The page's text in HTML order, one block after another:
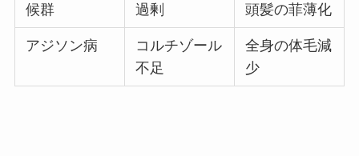
候群
過剰
頭髪の菲薄化
アジソン病
コルチゾール
不足
全身の体毛減
少